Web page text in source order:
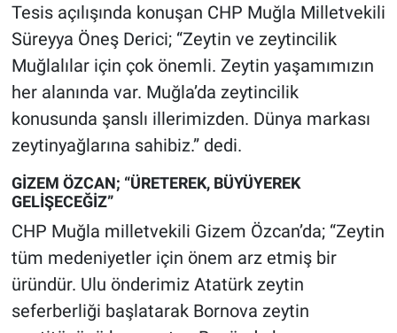
Tesis açılışında konuşan CHP Muğla Milletvekili
Süreyya Öneş Derici; “Zeytin ve zeytincilik
Muğlalılar için çok önemli. Zeytin yaşamımızın
her alanında var. Muğla’da zeytincilik
konusunda şanslı illerimizden. Dünya markası
zeytinyağlarına sahibiz.” dedi.
GİZEM ÖZCAN; “ÜRETEREK, BÜYÜYEREK
GELİŞECEĞİZ”
CHP Muğla milletvekili Gizem Özcan’da; “Zeytin
tüm medeniyetler için önem arz etmiş bir
üründür. Ulu önderimiz Atatürk zeytin
seferberliği başlatarak Bornova zeytin